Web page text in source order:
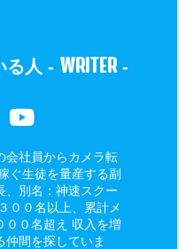
る人 - WRITER-
会社員からカメラ転
ぐ生徒を量産する副
、別名：神速スクー
００名以上、累計メ
００名超え 収入を増
仲間を探していま